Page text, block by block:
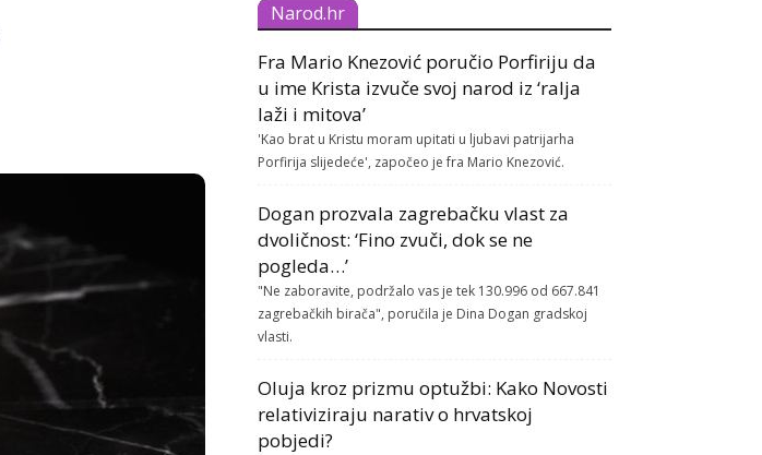
Narod.hr
Fra Mario Knezović poručio Porfiriju da
u ime Krista izvuče svoj narod iz ‘ralja
laži i mitova’
'Kao brat u Kristu moram upitati u ljubavi patrijarha
Porfirija slijedeće', započeo je fra Mario Knezović.
Dogan prozvala zagrebačku vlast za
dvoličnost: ‘Fino zvuči, dok se ne
pogleda…’
"Ne zaboravite, podržalo vas je tek 130.996 od 667.841
zagrebačkih birača", poručila je Dina Dogan gradskoj
vlasti.
Oluja kroz prizmu optužbi: Kako Novosti
relativiziraju narativ o hrvatskoj
pobjedi?